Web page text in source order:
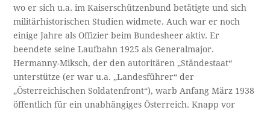
wo er sich u.a. im Kaiserschützenbund betätigte und sich
militärhistorischen Studien widmete. Auch war er noch
einige Jahre als Offizier beim Bundesheer aktiv. Er
beendete seine Laufbahn 1925 als Generalmajor.
Hermanny-Miksch, der den autoritären „Ständestaat“
unterstütze (er war u.a. „Landesführer“ der
„Österreichischen Soldatenfront“), warb Anfang März 1938
öffentlich für ein unabhängiges Österreich. Knapp vor